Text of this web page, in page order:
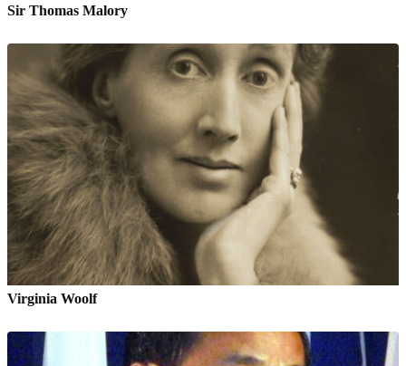
Sir Thomas Malory
Virginia Woolf